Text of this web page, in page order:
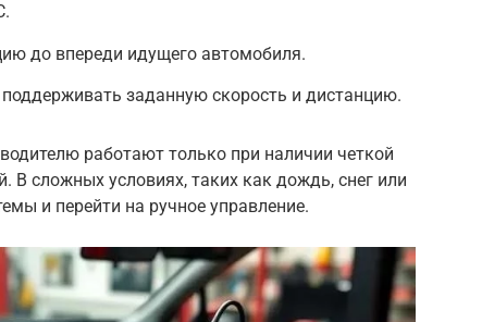
до впереди идущего автомобиля.
заданную скорость и дистанцию.
работают только при наличии четкой
В сложных условиях, таких как дождь, снег или
и перейти на ручное управление.